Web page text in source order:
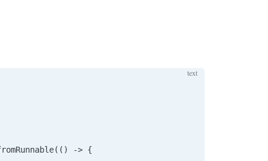
-> {